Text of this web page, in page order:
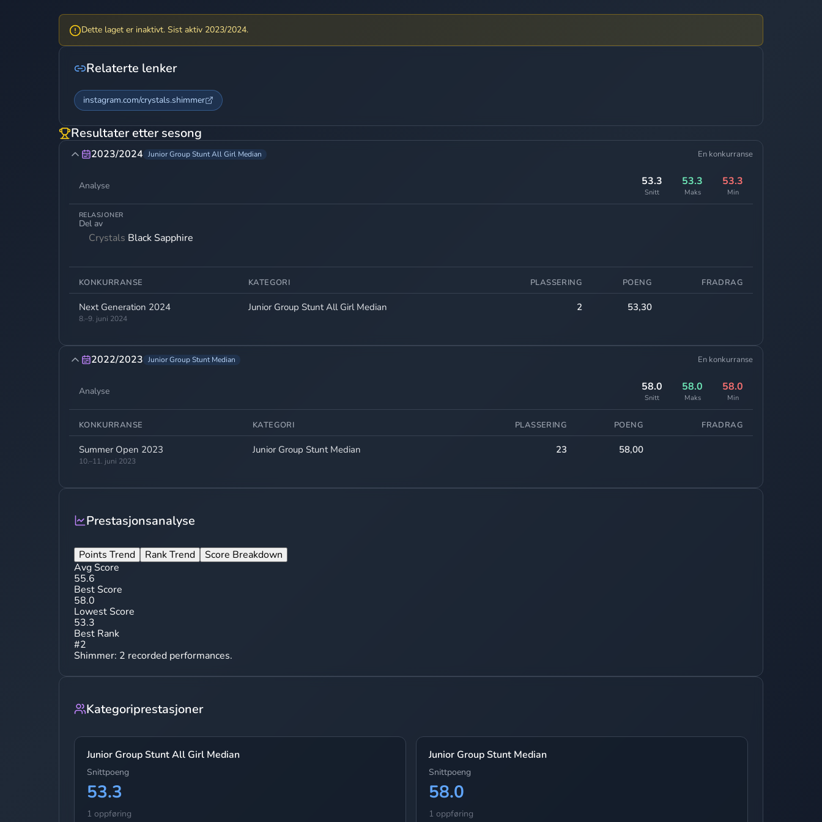
Dette laget er inaktivt. Sist aktiv 2023/2024.
Relaterte lenker
instagram.com/crystals.shimmer
Resultater etter sesong
2023/2024 Junior Group Stunt All Girl Median En konkurranse
Analyse 53.3
Snitt
53.3
Maks
53.3
Min
RELASJONER
Del av
Crystals Black Sapphire
KONKURRANSE KATEGORI PLASSERING POENG FRADRAG
Next Generation 2024
8.–9. juni 2024
Junior Group Stunt All Girl Median 2 53,30
2022/2023 Junior Group Stunt Median En konkurranse
Analyse 58.0
Snitt
58.0
Maks
58.0
Min
KONKURRANSE KATEGORI PLASSERING POENG FRADRAG
Summer Open 2023
10.–11. juni 2023
Junior Group Stunt Median 23 58,00
Prestasjonsanalyse
Points Trend Rank Trend
Score Breakdown
Avg Score
55.6
Best Score
58.0
Lowest Score
53.3
Best Rank
#2
Shimmer: 2 recorded performances.
Kategoriprestasjoner
Junior Group Stunt All Girl Median
Snittpoeng
53.3
1 oppføring
Junior Group Stunt Median
Snittpoeng
58.0
1 oppføring